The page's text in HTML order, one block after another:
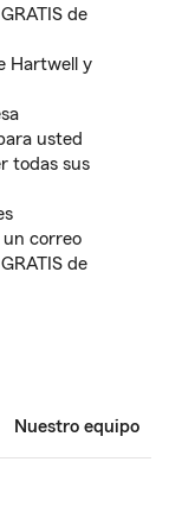
de
Hartwell y
usted
todas sus
un correo
de
Nuestro equipo